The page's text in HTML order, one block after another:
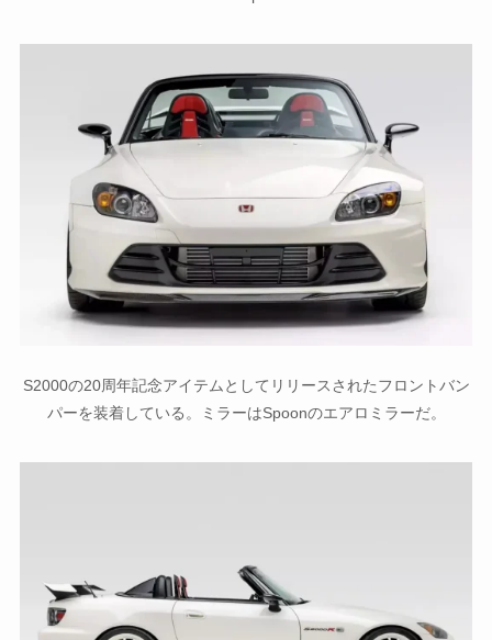
S2000の20周年記念アイテムとしてリリースされたフロントバン
パーを装着している。ミラーはSpoonのエアロミラーだ。